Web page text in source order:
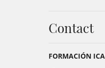
Contact
FORMACIÓN